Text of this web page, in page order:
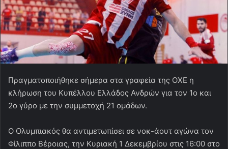
Πραγματοποιήθηκε σήμερα στα γραφεία της ΟΧΕ η
κλήρωση του Κυπέλλου Ελλάδος Ανδρών για τον 1ο και
2ο γύρο με την συμμετοχή 21 ομάδων.
Ο Ολυμπιακός θα αντιμετωπίσει σε νοκ-άουτ αγώνα τον
Φίλιππο Βέροιας, την Κυριακή 1 Δεκεμβρίου στις 16:00 στο